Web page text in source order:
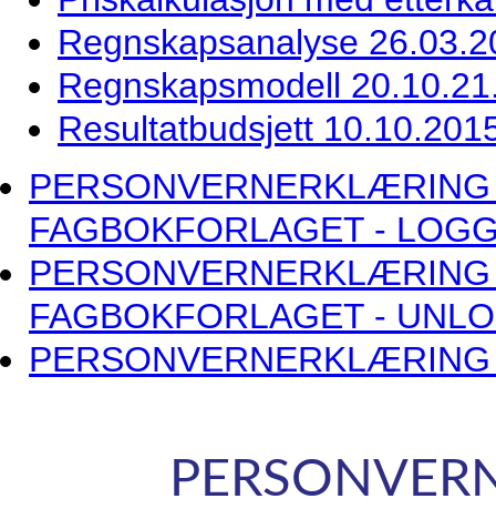
Regnskapsanalyse
Regnskapsmodell
Resultatbudsjett
FAGBOKFORLAGET -
FAGBOKFORLAGET -